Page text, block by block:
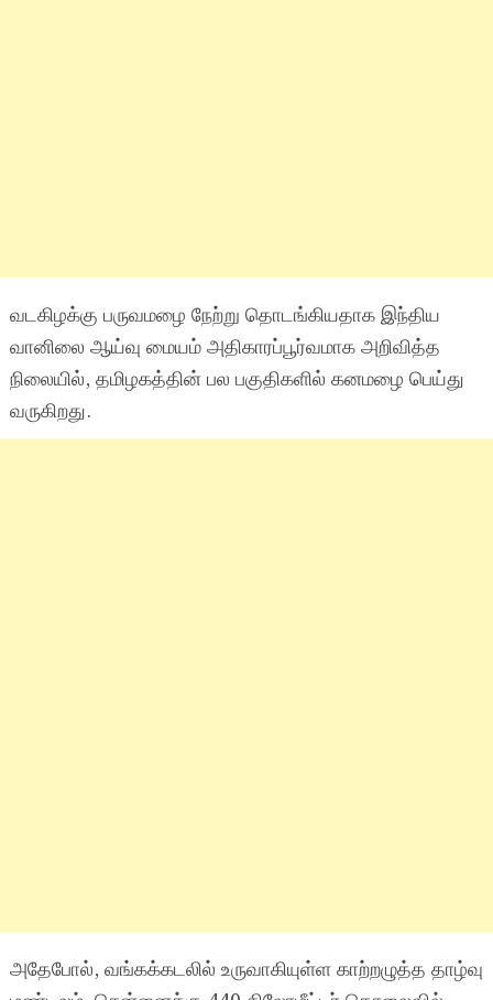
வடகிழக்கு பருவமழை நேற்று தொடங்கியதாக இந்திய
வானிலை ஆய்வு மையம் அதிகாரப்பூர்வமாக அறிவித்த
நிலையில், தமிழகத்தின் பல பகுதிகளில் கனமழை பெய்து
வருகிறது.
அதேபோல், வங்கக்கடலில் உருவாகியுள்ள காற்றழுத்த தாழ்வு